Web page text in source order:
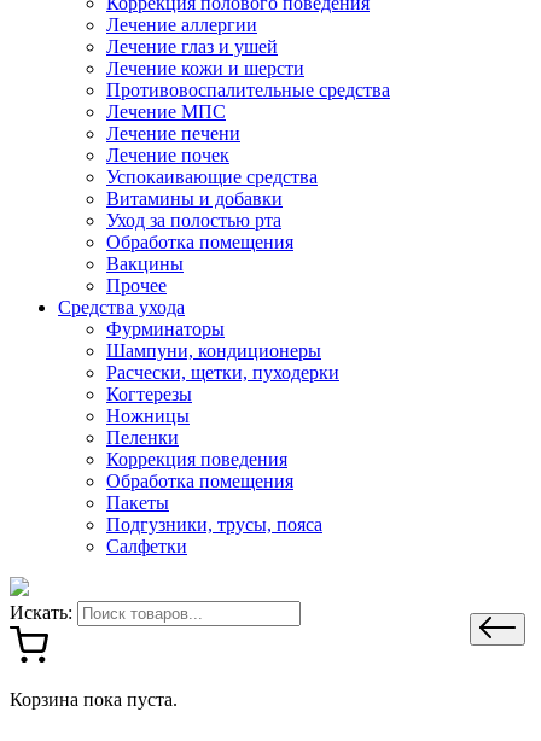
Лечение аллергии
Лечение глаз и ушей
Лечение кожи и шерсти
Противовоспалительные средства
Лечение МПС
Лечение печени
Лечение почек
Успокаивающие средства
Витамины и добавки
Уход за полостью рта
Обработка помещения
Вакцины
Прочее
Средства ухода
Фурминаторы
Шампуни, кондиционеры
Расчески, щетки, пуходерки
Когтерезы
Ножницы
Пеленки
Коррекция поведения
Обработка помещения
Пакеты
Подгузники, трусы, пояса
Салфетки
Искать:
Корзина пока пуста.